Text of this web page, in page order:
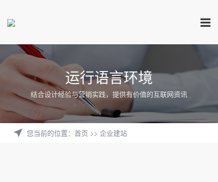
运行语言环境
结合设计经验与营销实践，提供有价值的互联网资讯
您当前的位置： 首页 >> 企业建站